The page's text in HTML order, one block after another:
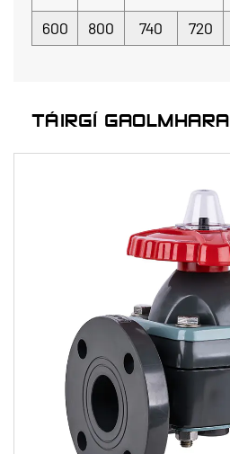
600
800 740 720
TÁIRGÍ GAOLMHARA